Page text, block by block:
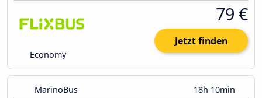
Economy
79 €
Jetzt finden
MarinoBus 18h 10min